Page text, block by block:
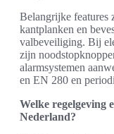
Belangrijke features
kantplanken en
valbeveiliging. Bij
zijn
alarmsystemen
en EN 280 en
Welke regelgeving
Nederland?